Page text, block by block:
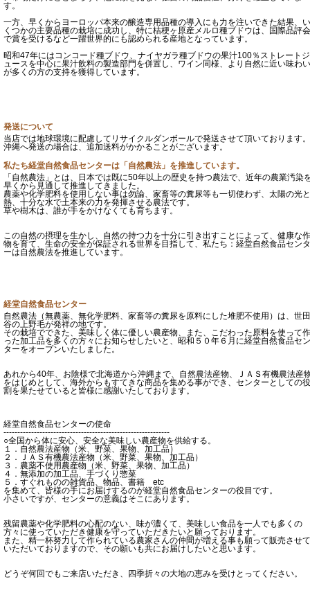
す。
一方、早くからヨーロッパ本来の醸造専用品種の導入にも力を注いできた結果、い
くつかの主要品種の栽培に成功し、特に桔梗ヶ原産メルロ種ブドウは、国際品評会
で賞を受けるなど一躍世界的にも認められる産地となっています。
昭和47年にはコンコード種ブドウ、ナイヤガラ種ブドウの果汁100％ストレートジ
ュースを中心に果汁飲料の製造部門を併置し、ワイン同様、より自然に近い味わい
が多くの方の支持を獲得しています。
発送について
当店では地球環境に配慮してリサイクルダンボールで発送させて頂いております。
沖縄へ発送の場合は、追加送料がかかることがございます。
私たち経堂自然食品センターは「自然農法」を推進しています。
「自然農法」とは、日本では既に50年以上の歴史を持つ農法で、近年の農業汚染
早くから見通して推進してきました。
農薬や化学肥料を使用しない事は勿論、家畜等の糞尿等も一切使わず、太陽の光と
熱、十分な水で土本来の力を発揮させる農法です。
草や樹木は、誰が手をかけなくても育ちます。
この自然の摂理を生かし、自然の持つ力を十分に引き出すことによって、健康な作
物を育て、生命の安全が保証される世界を目指して、私たち：経堂自然食品センタ
ーは自然農法を推進しています。
経堂自然食品センター
自然農法（無農薬、無化学肥料、家畜等の糞尿を原料にした堆肥不使用）は、世田
谷の上野毛が発祥の地です。
その栽培でできた、美味しく体に優しい農産物、また、こだわった原料を使って作
った加工品を多くの方々にお知らせしたいと、昭和５０年６月に経堂自然食品セン
ターをオープンいたしました。
あれから40年、お陰様で北海道から沖縄まで、自然農法産物、ＪＡＳ有機農法産
をはじめとして、海外からもすてきな商品を集める事ができ、センターとしての役
割を果たせていると皆様に感謝いたしております。
経堂自然食品センターの使命
------------------------------------------------------------
○全国から体に安心、安全な美味しい農産物を供給する。
１．自然農法産物（米、野菜、果物、加工品）
２．ＪＡＳ有機農法産物（米、野菜、果物、加工品）
３．農薬不使用農産物（米、野菜、果物、加工品）
４．無添加の加工品、手づくり惣菜
５．すぐれものの雑貨品、物品、書籍 etc
を集めて、皆様の手にお届けするのが経堂自然食品センターの役目です。
小さいですが、センターの意義はそこにあります。
残留農薬や化学肥料の心配のない、味が濃くて、美味しい食品を一人でも多くの
方々に使っていただき健康を守っていただきたいと願っております。
また、精一杯努力して作られている農家さんの仲間が増える事も願って販売させて
いただいておりますので、その願いも共にお届けしたいと思います。
どうぞ何回でもご来店いただき、四季折々の大地の恵みを受けとってください。